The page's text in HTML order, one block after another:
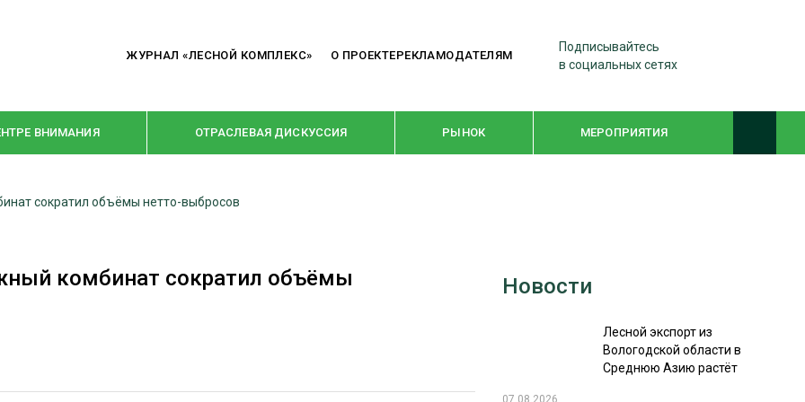
ЖУРНАЛ «ЛЕСНОЙ КОМПЛЕКС» О ПРОЕКТЕРЕКЛАМОДАТЕЛЯМ
Подписывайтесь
в социальных сетях
ВНИМАНИЯ ОТРАСЛЕВАЯ ДИСКУССИЯ РЫНОК МЕРОПРИЯТИЯ
РУБРИКИ
КРУПНЫМ ПЛАНОМ WOODEX-2021
СУШКА ДРЕВЕСИНЫ
сократил объёмы нетто-выбросов
комбинат сократил объёмы
Новости
Лесной экспорт из
Вологодской области в
Среднюю Азию растёт
07.08.2026